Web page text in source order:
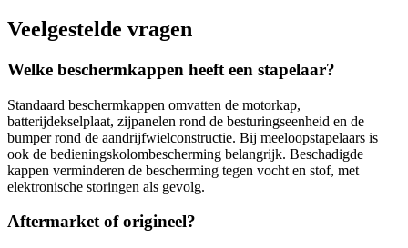
Veelgestelde vragen
Welke beschermkappen heeft een stapelaar?
Standaard beschermkappen omvatten de motorkap,
batterijdekselplaat, zijpanelen rond de besturingseenheid en de
bumper rond de aandrijfwielconstructie. Bij meeloopstapelaars is
ook de bedieningskolombescherming belangrijk. Beschadigde
kappen verminderen de bescherming tegen vocht en stof, met
elektronische storingen als gevolg.
Aftermarket of origineel?